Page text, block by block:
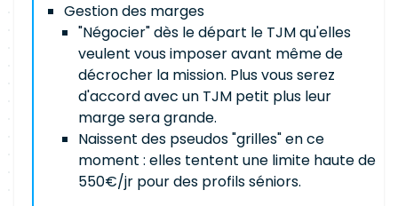
Gestion des marges
"Négocier" dès le départ le TJM qu'elles
veulent vous imposer avant même de
décrocher la mission. Plus vous serez
d'accord avec un TJM petit plus leur
marge sera grande.
Naissent des pseudos "grilles" en ce
moment : elles tentent une limite haute de
550€/jr pour des profils séniors.